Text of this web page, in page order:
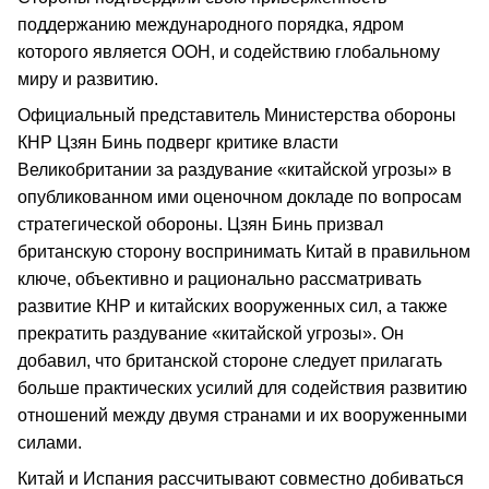
поддержанию международного порядка, ядром
которого является ООН, и содействию глобальному
миру и развитию.
Официальный представитель Министерства обороны
КНР Цзян Бинь подверг критике власти
Великобритании за раздувание «китайской угрозы» в
опубликованном ими оценочном докладе по вопросам
стратегической обороны. Цзян Бинь призвал
британскую сторону воспринимать Китай в правильном
ключе, объективно и рационально рассматривать
развитие КНР и китайских вооруженных сил, а также
прекратить раздувание «китайской угрозы». Он
добавил, что британской стороне следует прилагать
больше практических усилий для содействия развитию
отношений между двумя странами и их вооруженными
силами.
Китай и Испания рассчитывают совместно добиваться